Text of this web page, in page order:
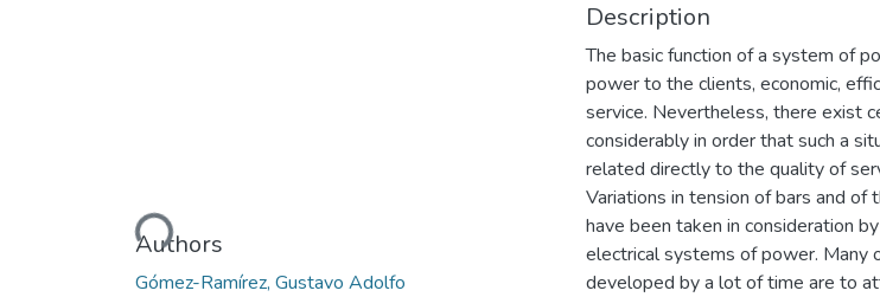
Loading...
Authors
Gómez-Ramírez, Gustavo Adolfo
Description
The basic function of a system of
power to the clients, economic,
service. Nevertheless, there exist
considerably in order that such a
related directly to the quality of
Variations in tension of bars and of
have been taken in consideration
electrical systems of power. Many
developed by a lot of time are to